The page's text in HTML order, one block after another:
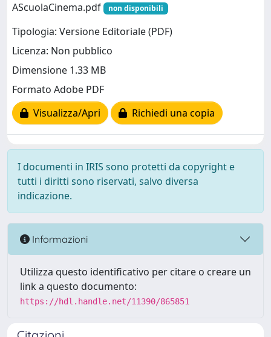
AScuolaCinema.pdf
non disponibili
Tipologia: Versione Editoriale (PDF)
Licenza: Non pubblico
Dimensione 1.33 MB
Formato Adobe PDF
Visualizza/Apri
Richiedi una copia
I documenti in IRIS sono protetti da copyright e
tutti i diritti sono riservati, salvo diversa
indicazione.
Informazioni
Utilizza questo identificativo per citare o creare un
link a questo documento:
https://hdl.handle.net/11390/865851